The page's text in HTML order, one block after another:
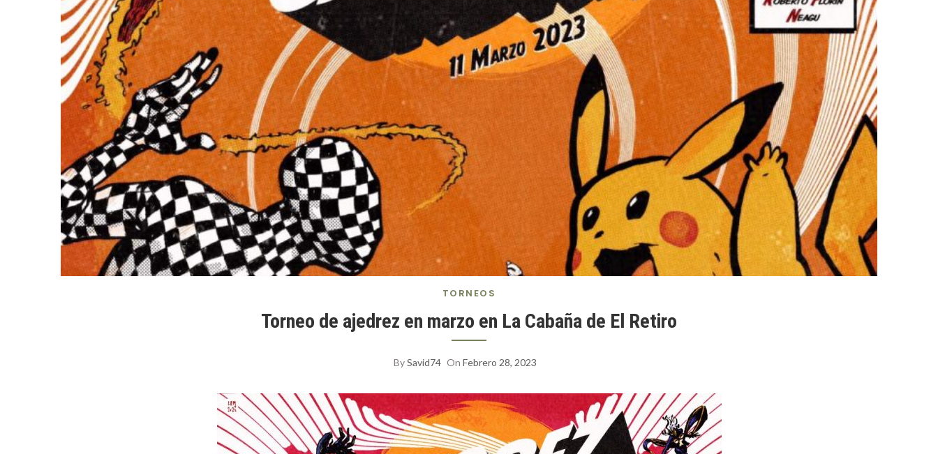
TORNEOS
Torneo de ajedrez en marzo en La Cabaña de El Retiro
BySavid74 On Febrero 28, 2023